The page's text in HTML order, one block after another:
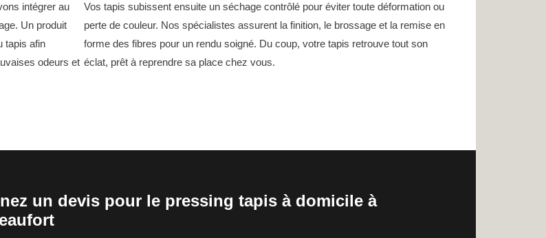
intégrer au
Un produit
tapis afin
odeurs et
Vos tapis subissent ensuite un séchage contrôlé pour éviter toute déformation ou
perte de couleur. Nos spécialistes assurent la finition, le brossage et la remise en
forme des fibres pour un rendu soigné. Du coup, votre tapis retrouve tout son
éclat, prêt à reprendre sa place chez vous.
un devis pour le pressing tapis à domicile à